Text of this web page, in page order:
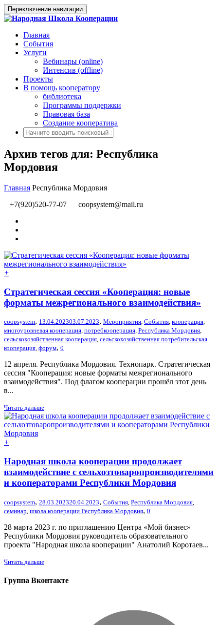
Переключение навигации
Главная
События
Услуги
Вебинары (online)
Интенсив (offline)
Проекты
В помощь кооператору
библиотека
Программы поддержки
Правовая база
Создание кооператива
Архив тегов для: Республика
Мордовия
Главная Республика Мордовия
+7(920)520-77-07
coopsystem@mail.ru
+
Стратегическая сессия «Кооперация: новые
форматы межрегионального взаимодействия»
coopsystem, 13.04.202303.07.2023, Мероприятия, События, кооперация,
многоуровневая кооперация, потребкооперация, Республика Мордовия,
сельскохозяйственная кооперация, сельскохозяйственная потребительская
кооперация, форум, 0
12 апреля. Республика Мордовия. Технопарк. Стратегическая
сессия "Кооперация: новые форматы межрегионального
взаимодействия". Под флагом кооперации прошёл этот день
в...
Читать дальше
+
Народная школа кооперации продолжает
взаимодействие с сельхозтоваропроизводителями
и кооператорами Республики Мордовия
coopsystem, 28.03.202320.04.2023, События Республика Мордовия
семинар школа кооперации Республика Мордовия, 0
28 марта 2023 г. по приглашению Центра «Мой бизнес»
Республики Мордовия руководитель образовательного
проекта "Народная школа кооперации" Анатолий Коротаев...
Читать дальше
Группа Вконтакте